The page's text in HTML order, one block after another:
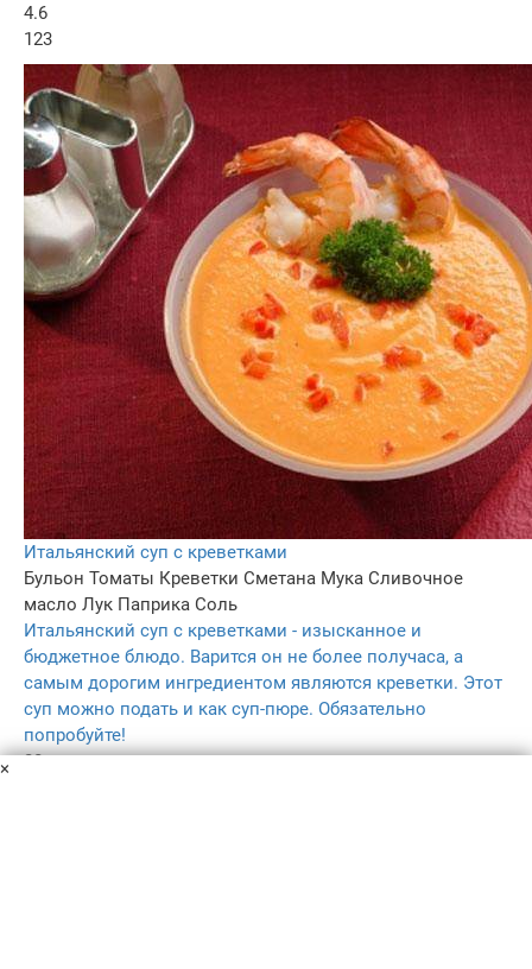
4.6
123
Итальянский суп с креветками
Бульон Томаты Креветки Сметана Мука Сливочное
масло Лук Паприка Соль
Итальянский суп с креветками - изысканное и
бюджетное блюдо. Варится он не более получаса, а
самым дорогим ингредиентом являются креветки. Этот
суп можно подать и как суп-пюре. Обязательно
попробуйте!
20 мин
×